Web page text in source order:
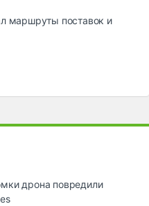
маршруты поставок и
дрона повредили